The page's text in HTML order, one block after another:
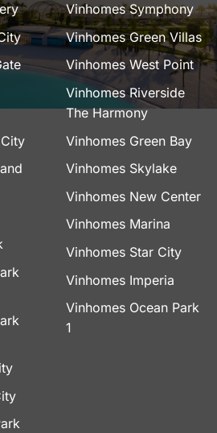
Vinhomes Symphony
Vinhomes Green Villas
Vinhomes West Point
Vinhomes Riverside
The Harmony
Vinhomes Green Bay
Vinhomes Skylake
Vinhomes New Center
Vinhomes Marina
Vinhomes Star City
Vinhomes Imperia
Vinhomes Ocean Park
1